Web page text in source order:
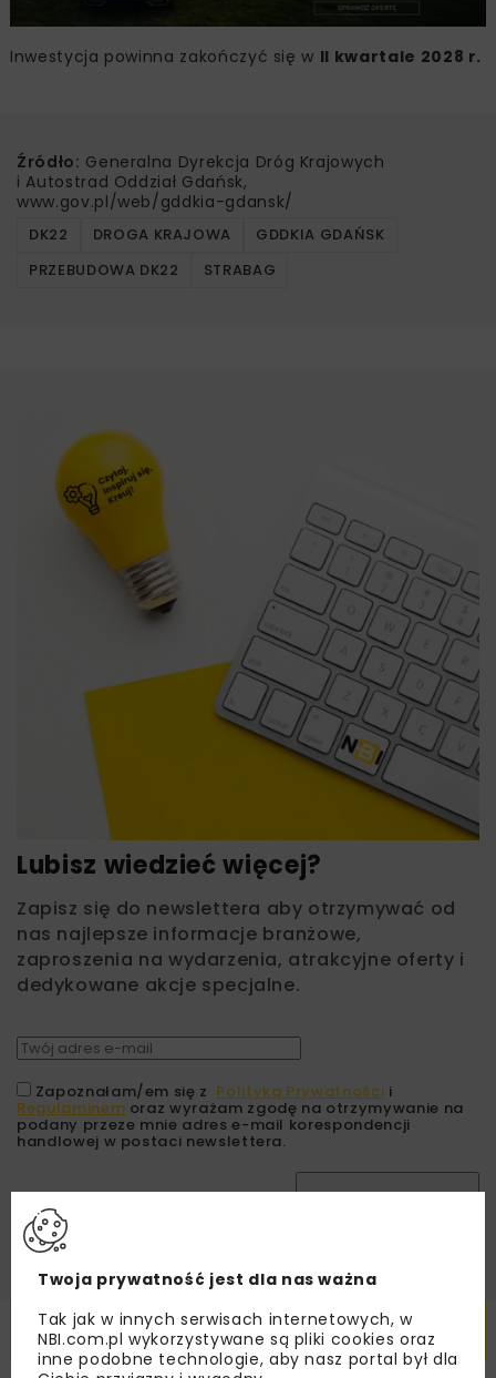
Inwestycja powinna zakończyć się w II kwartale 2028 r.
Źródło: Generalna Dyrekcja Dróg Krajowych
i Autostrad Oddział Gdańsk,
www.gov.pl/web/gddkia-gdansk/
DK22 DROGA KRAJOWA
GDDKIA GDAŃSK
PRZEBUDOWA DK22
STRABAG
Lubisz wiedzieć więcej?
Zapisz się do newslettera aby otrzymywać od
nas najlepsze informacje branżowe,
zaproszenia na wydarzenia, atrakcyjne oferty i
dedykowane akcje specjalne.
Zapoznałam/em się z Polityką Prywatności i
Regulaminem oraz wyrażam zgodę na otrzymywanie na
podany przeze mnie adres e-mail korespondencji
handlowej w postaci newslettera.
Powiązane artykuły
Twoja prywatność jest dla nas ważna
Tak jak w innych serwisach internetowych, w
NBI.com.pl wykorzystywane są pliki cookies oraz
inne podobne technologie, aby nasz portal był dla